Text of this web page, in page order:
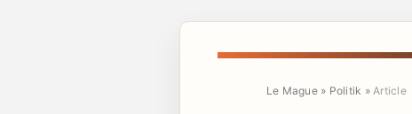
Le Mague» Politik » Article